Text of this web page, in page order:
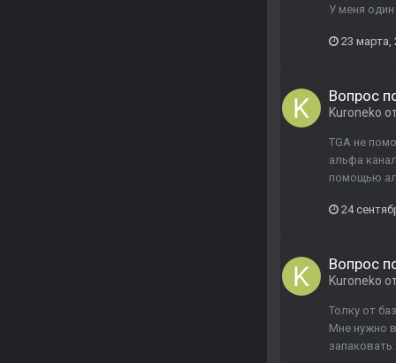
У меня
23 марта,
Вопрос
Kuroneko
TGA не
альфа
помощью
24
Вопрос
Kuroneko
Толку от
Мне нужно